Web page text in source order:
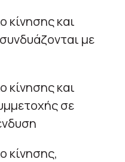
κίνησης και
με
κίνησης και
σε
κίνησης,